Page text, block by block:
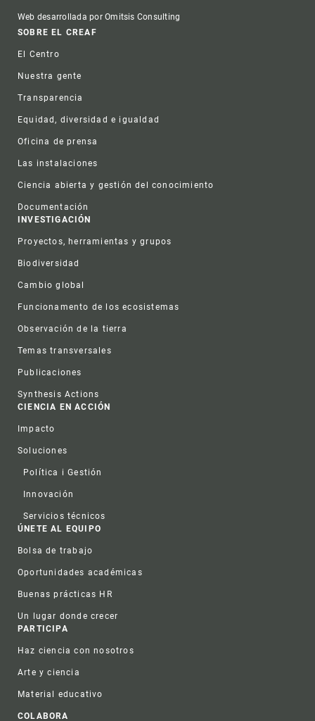
Web desarrollada por Omitsis Consulting
Footer
SOBRE EL CREAF
El Centro
Nuestra gente
Transparencia
Equidad, diversidad e igualdad
Oficina de prensa
Las instalaciones
Ciencia abierta y gestión del conocimiento
Documentación
INVESTIGACIÓN
Proyectos, herramientas y grupos
Biodiversidad
Cambio global
Funcionamento de los ecosistemas
Observación de la tierra
Temas transversales
Publicaciones
Synthesis Actions
CIENCIA EN ACCIÓN
Impacto
Soluciones
Política i Gestión
Innovación
Servicios técnicos
ÚNETE AL EQUIPO
Bolsa de trabajo
Oportunidades académicas
Buenas prácticas HR
Un lugar donde crecer
PARTICIPA
Haz ciencia con nosotros
Arte y ciencia
Material educativo
COLABORA